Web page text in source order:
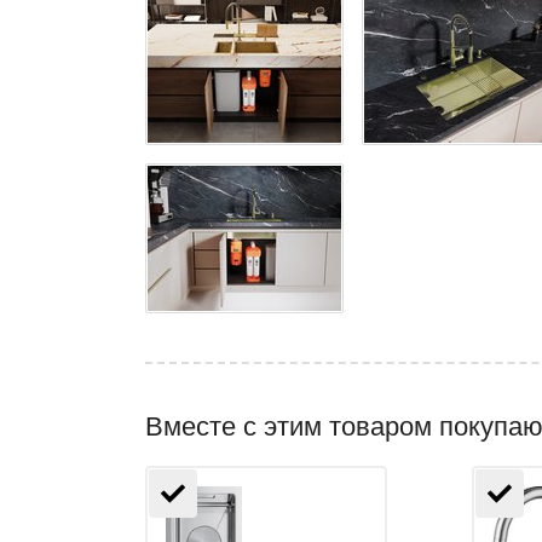
Вместе с этим товаром